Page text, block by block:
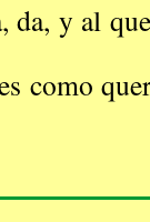
da, y al
como